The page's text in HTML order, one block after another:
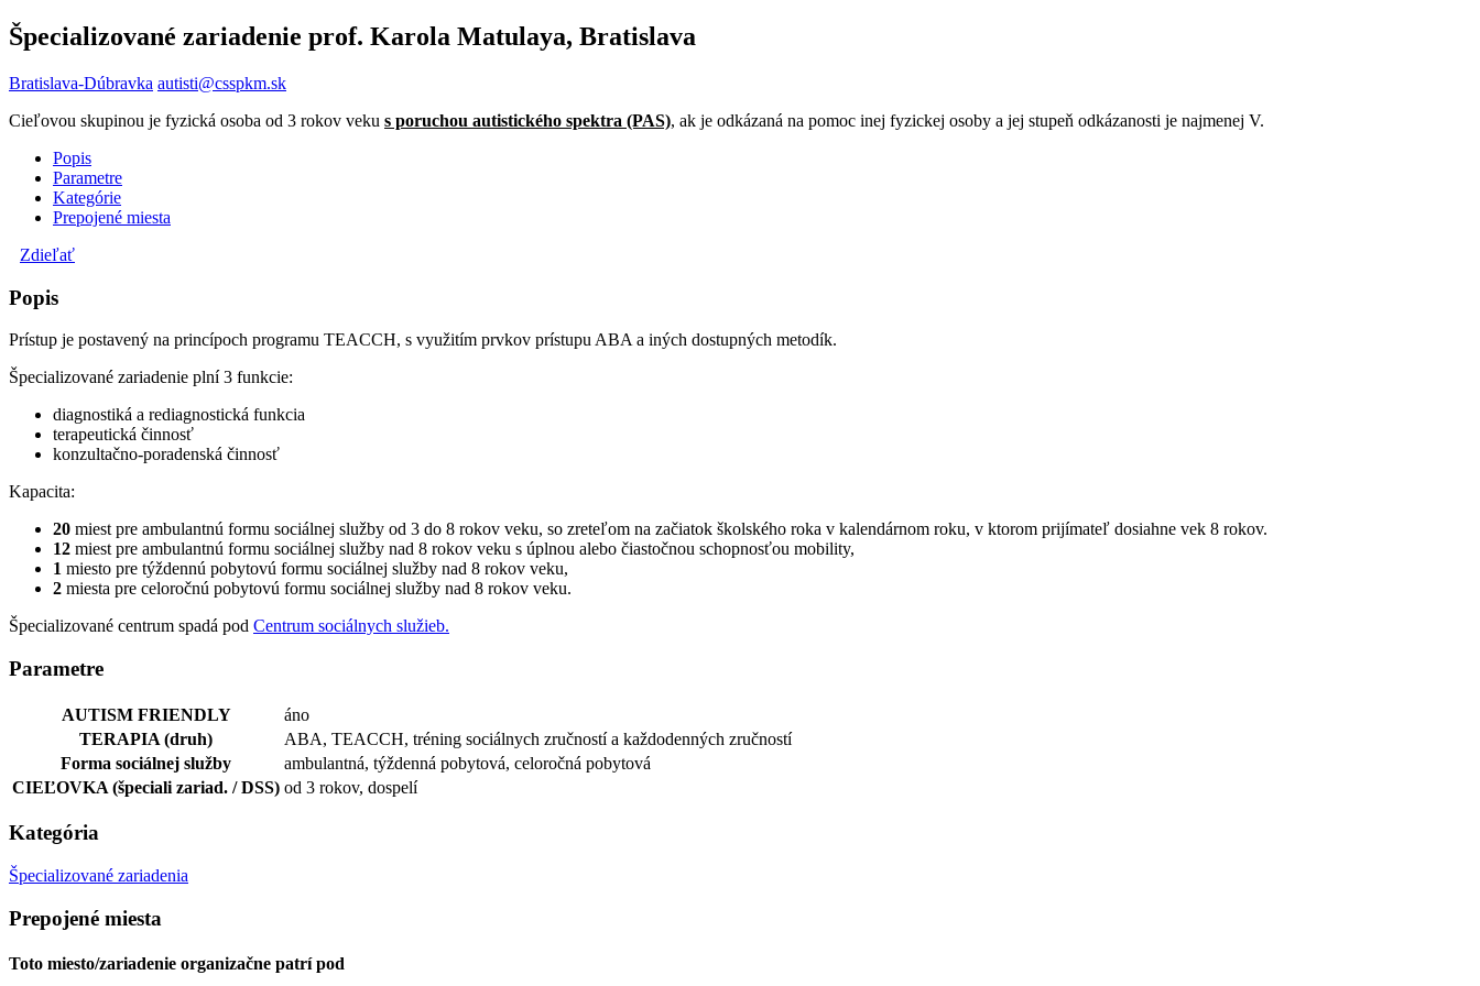
Špecializované zariadenie prof. Karola Matulaya, Bratislava
Bratislava-Dúbravka autisti@csspkm.sk
Cieľovou skupinou je fyzická osoba od 3 rokov veku s poruchou autistického spektra (PAS), ak je odkázaná na pomoc inej fyzickej osoby a jej stupeň odkázanosti je najmenej V.
Popis
Parametre
Kategórie
Prepojené miesta
Zdieľať
Popis
Prístup je postavený na princípoch programu TEACCH, s využitím prvkov prístupu ABA a iných dostupných metodík.
Špecializované zariadenie plní 3 funkcie:
diagnostiká a rediagnostická funkcia
terapeutická činnosť
konzultačno-poradenská činnosť
Kapacita:
20 miest pre ambulantnú formu sociálnej služby od 3 do 8 rokov veku, so zreteľom na začiatok školského roka v kalendárnom roku, v ktorom prijímateľ dosiahne vek 8 rokov.
12 miest pre ambulantnú formu sociálnej služby nad 8 rokov veku s úplnou alebo čiastočnou schopnosťou mobility,
1 miesto pre týždennú pobytovú formu sociálnej služby nad 8 rokov veku,
2 miesta pre celoročnú pobytovú formu sociálnej služby nad 8 rokov veku.
Špecializované centrum spadá pod Centrum sociálnych služieb.
Parametre
AUTISM FRIENDLY
áno
TERAPIA (druh)
ABA, TEACCH, tréning sociálnych zručností a každodenných zručností
Forma sociálnej služby
ambulantná, týždenná pobytová, celoročná pobytová
CIEĽOVKA (špeciali zariad. / DSS) od 3 rokov, dospelí
Kategória
Špecializované zariadenia
Prepojené miesta
Toto miesto/zariadenie organizačne patrí pod